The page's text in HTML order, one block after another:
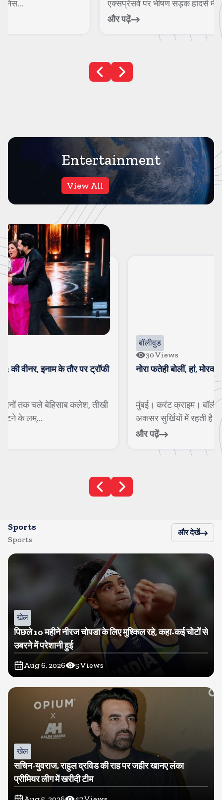
एक्सप्रेसवे पर भीषण सड़क हादसे में हरिद्व...
Entertainment
View All
नोरा फतेही बोलीं, हां, मोरक्को फुटबॉलर है उसका खास दोस्त
मुंबई। करंट क्राइम। बॉलीवुड डीवा नोरा फतेही की लव लाइफ
अकसर सुर्खियों में रहती है। पिछले कई मही...
Sports
Sports
और देखें
खेल
पिछले 10 महीने नीरज चोपडा के लिए मुश्किल रहे, कहा-कई चोटों से
उबरने में परेशानी हुई
Aug 6, 2026 5Views
खेल
सचिन-युवराज, राहुल द्रविड की राह पर जहीर खानए लंका
प्रीमियर लीग में खरीदी टीम